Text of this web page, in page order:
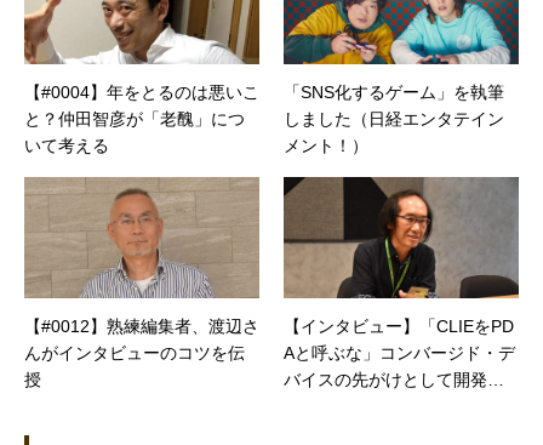
【#0004】年をとるのは悪いこ
と？仲田智彦が「老醜」につ
いて考える
「SNS化するゲーム」を執筆
しました（日経エンタテイン
メント！）
【#0012】熟練編集者、渡辺さ
んがインタビューのコツを伝
授
【インタビュー】「CLIEをPD
Aと呼ぶな」コンバージド・デ
バイスの先がけとして開発さ